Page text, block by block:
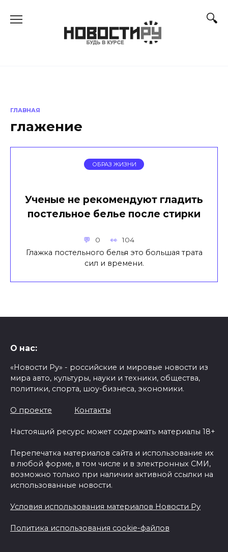
ГЛАВНАЯ
глажение
ОБРАЗ ЖИЗНИ
Ученые не рекомендуют гладить
постельное белье после стирки
0 104
Глажка постельного белья это большая трата
сил и времени.
О нас:
«Новости Ру» - российские и мировые новости из
мира авто, культуры, науки и техники, общества,
политики, спорта, шоу-бизнеса, экономики.
О проекте Контакты
Настоящий ресурс может содержать материалы 18+
Перепечатка материалов сайта и использование их
в любой форме, в том числе и в электронных СМИ,
возможно только при наличии активной ссылки на
использованные новости.
Условия использования материалов Новости Ру
Политика использования cookie-файлов